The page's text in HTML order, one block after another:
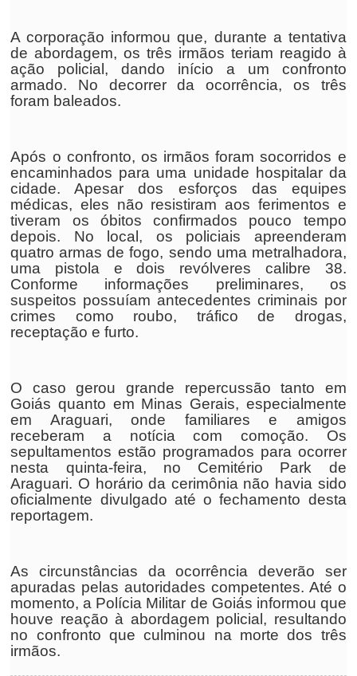
A corporação informou que, durante a tentativa
de abordagem, os três irmãos teriam reagido à
ação policial, dando início a um confronto
armado. No decorrer da ocorrência, os três
foram baleados.
Após o confronto, os irmãos foram socorridos e
encaminhados para uma unidade hospitalar da
cidade. Apesar dos esforços das equipes
médicas, eles não resistiram aos ferimentos e
tiveram os óbitos confirmados pouco tempo
depois. No local, os policiais apreenderam
quatro armas de fogo, sendo uma metralhadora,
uma pistola e dois revólveres calibre 38.
Conforme informações preliminares, os
suspeitos possuíam antecedentes criminais por
crimes como roubo, tráfico de drogas,
receptação e furto.
O caso gerou grande repercussão tanto em
Goiás quanto em Minas Gerais, especialmente
em Araguari, onde familiares e amigos
receberam a notícia com comoção. Os
sepultamentos estão programados para ocorrer
nesta quinta-feira, no Cemitério Park de
Araguari. O horário da cerimônia não havia sido
oficialmente divulgado até o fechamento desta
reportagem.
As circunstâncias da ocorrência deverão ser
apuradas pelas autoridades competentes. Até o
momento, a Polícia Militar de Goiás informou que
houve reação à abordagem policial, resultando
no confronto que culminou na morte dos três
irmãos.